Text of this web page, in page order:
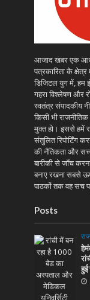
आजाद खबर एक
पत्रकारिता के
डिजिटल युग में, हम
गहरा विश्लेषण और
स्वतंत्र संपादकीय
किसी भी राजनीतिक
मुक्त हो। इससे हमें
संतुलित रिपोर्टिंग
की नैतिकता और
बारीकी से जाँच
बनाए रखना सबसे
पाठकों तक वह सच
Posts
हुई